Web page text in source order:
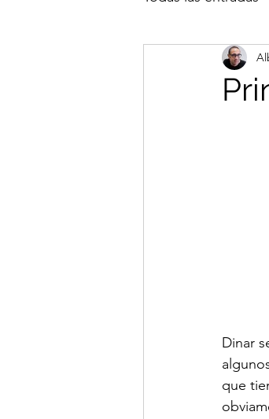
Inmigración
Dinar
que